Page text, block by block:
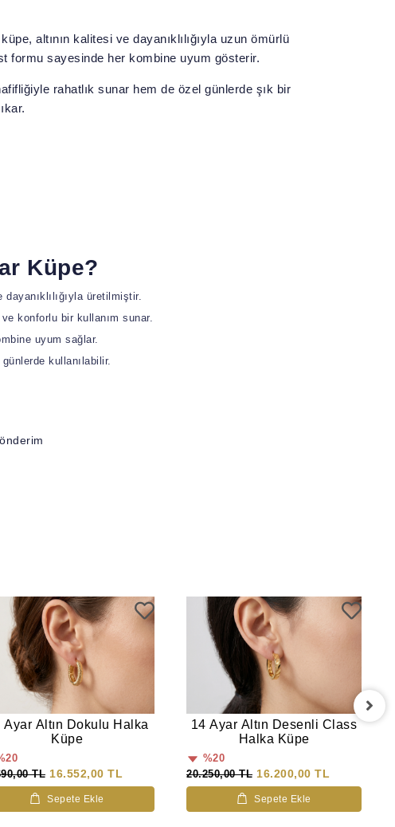
altının kalitesi ve dayanıklılığıyla uzun ömürlü
formu sayesinde her kombine uyum gösterir.
rahatlık sunar hem de özel günlerde şık bir
Küpe?
üretilmiştir.
konforlu bir kullanım sunar.
uyum sağlar.
kullanılabilir.
Ayar Altın Dokulu Halka
Küpe
TL 16.552,00 TL
Sepete Ekle
14 Ayar Altın Desenli Class
Halka Küpe
%20
20.250,00 TL 16.200,00 TL
Sepete Ekle